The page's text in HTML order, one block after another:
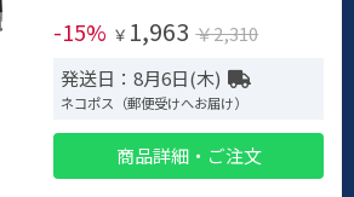
-15% ￥ 1,963 ￥2,310
発送日：8月6日(木)
ネコポス（郵便受けへお届け）
商品詳細・ご注文